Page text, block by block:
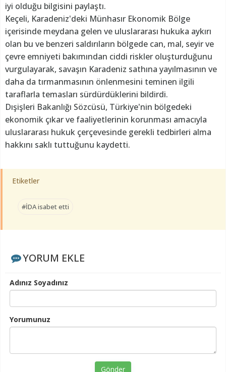
iyi olduğu bilgisini paylaştı.
Keçeli, Karadeniz'deki Münhasır Ekonomik Bölge
içerisinde meydana gelen ve uluslararası hukuka aykırı
olan bu ve benzeri saldırıların bölgede can, mal, seyir ve
çevre emniyeti bakımından ciddi riskler oluşturduğunu
vurgulayarak, savaşın Karadeniz sathına yayılmasının ve
daha da tırmanmasının önlenmesini teminen ilgili
taraflarla temasları sürdürdüklerini bildirdi.
Dışişleri Bakanlığı Sözcüsü, Türkiye'nin bölgedeki
ekonomik çıkar ve faaliyetlerinin korunması amacıyla
uluslararası hukuk çerçevesinde gerekli tedbirleri alma
hakkını saklı tuttuğunu kaydetti.
Etiketler
#İDA isabet etti
YORUM EKLE
Adınız Soyadınız
Yorumunuz
Gönder